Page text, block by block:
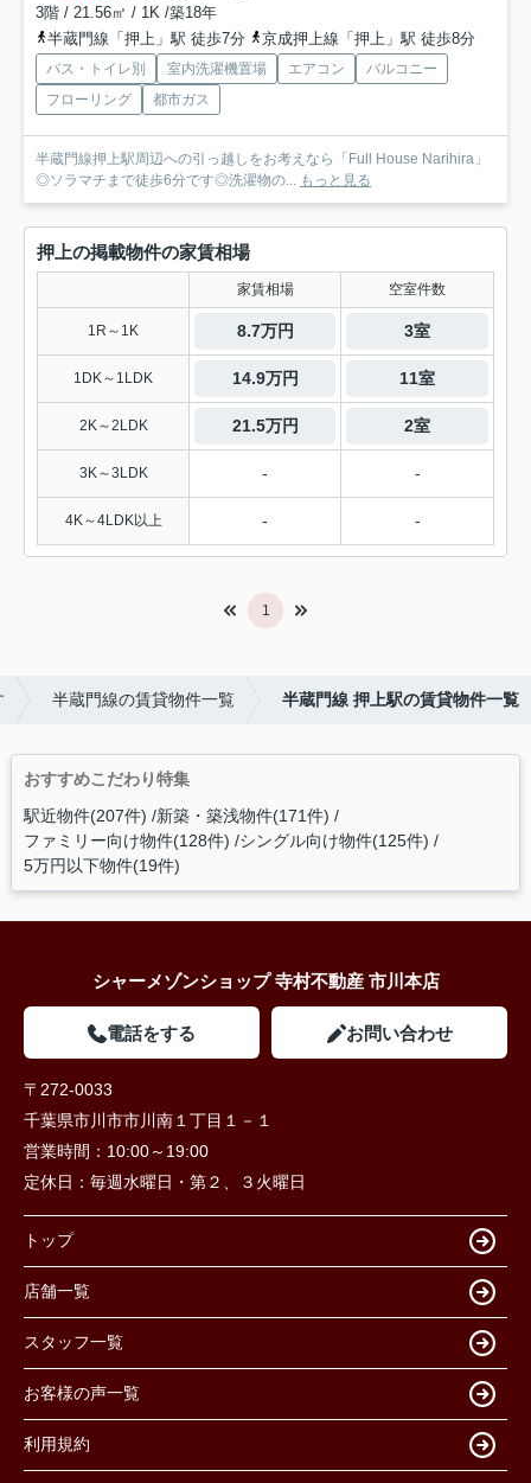
3階 / 21.56㎡ / 1K /築18年
半蔵門線「押上」駅 徒歩7分
京成押上線「押上」駅 徒歩8分
バス・トイレ別 室内洗濯機置場 エアコン
バルコニー
フローリング
都市ガス
半蔵門線押上駅周辺への引っ越しをお考えなら「Full House Narihira」
◎ソラマチまで徒歩6分です◎洗濯物の...
もっと見る
押上の掲載物件の家賃相場
家賃相場 空室件数
1R～1K 8.7万円 3室
1DK～1LDK 14.9万円 11室
2K～2LDK 21.5万円 2室
3K～3LDK - -
4K～4LDK以上 - -
1
半蔵門線の賃貸物件一覧 半蔵門線 押上駅の賃貸物件一覧
おすすめこだわり特集
駅近物件(207件) 新築・築浅物件(171件)
ファミリー向け物件(128件) シングル向け物件(125件)
5万円以下物件(19件)
シャーメゾンショップ 寺村不動産 市川本店
電話をする お問い合わせ
〒272-0033
千葉県市川市市川南１丁目１－１
営業時間： 10:00～19:00
定休日： 毎週水曜日・第２、３火曜日
トップ
店舗一覧
スタッフ一覧
お客様の声一覧
利用規約